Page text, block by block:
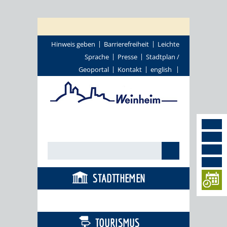
Hinweis geben Barrierefreiheit
Leichte
Sprache
Presse
Stadtplan /
Geoportal
Kontakt english
STADTTHEMEN
TOURISMUS